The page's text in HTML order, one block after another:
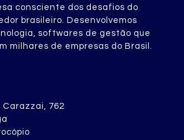
consciente dos desafios do
brasileiro. Desenvolvemos
softwares de gestão que
milhares de empresas do Brasil.
Carazzai, 762